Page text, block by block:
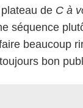
de C à
séquence
beaucoup
bon